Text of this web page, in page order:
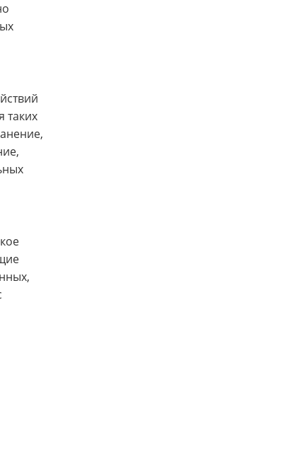
таких